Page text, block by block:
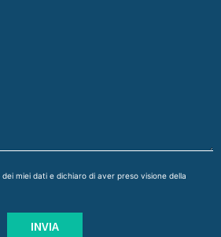
miei dati e dichiaro di aver preso visione della